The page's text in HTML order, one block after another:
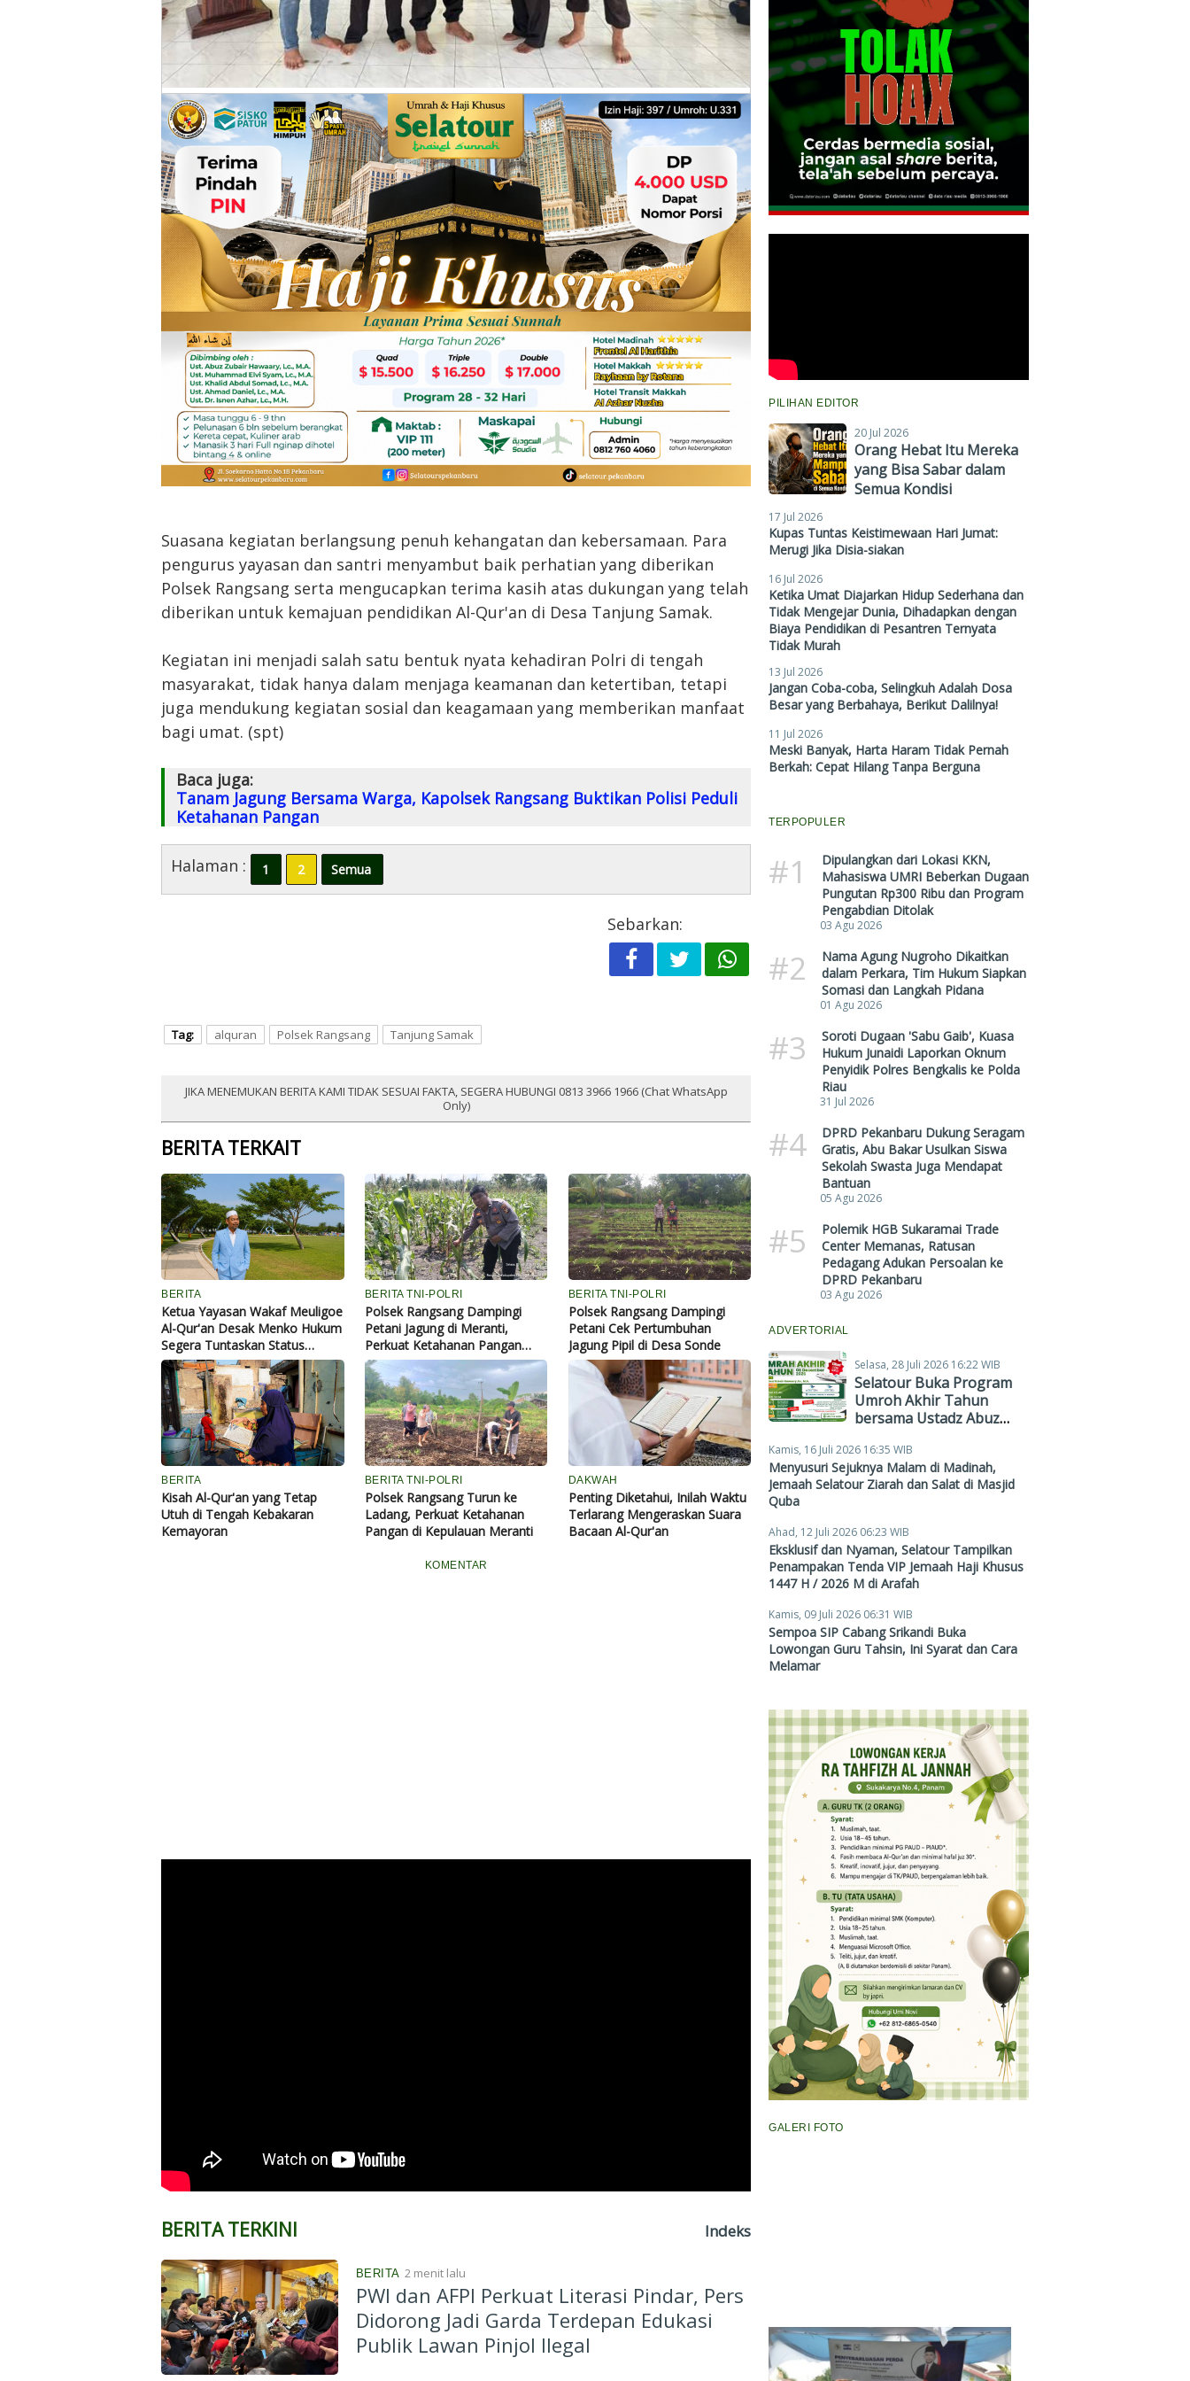
Suasana kegiatan berlangsung penuh kehangatan dan kebersamaan. Para
pengurus yayasan dan santri menyambut baik perhatian yang diberikan
Polsek Rangsang serta mengucapkan terima kasih atas dukungan yang telah
diberikan untuk kemajuan pendidikan Al-Qur'an di Desa Tanjung Samak.
Kegiatan ini menjadi salah satu bentuk nyata kehadiran Polri di tengah
masyarakat, tidak hanya dalam menjaga keamanan dan ketertiban, tetapi
juga mendukung kegiatan sosial dan keagamaan yang memberikan manfaat
bagi umat. (spt)
Baca juga:
Tanam Jagung Bersama Warga, Kapolsek Rangsang Buktikan Polisi Peduli
Ketahanan Pangan
Halaman : 1 2 Semua
Sebarkan:
Tag: alquran Polsek Rangsang Tanjung Samak
JIKA MENEMUKAN BERITA KAMI TIDAK SESUAI FAKTA, SEGERA HUBUNGI 0813 3966 1966 (Chat WhatsApp
Only)
BERITA TERKAIT
BERITA
Ketua Yayasan Wakaf Meuligoe
Al-Qur'an Desak Menko Hukum
Segera Tuntaskan Status
Tanah Wakaf Blang Padang
BERITA TNI-POLRI
Polsek Rangsang Dampingi
Petani Jagung di Meranti,
Perkuat Ketahanan Pangan
hingga Tingkat Desa
BERITA TNI-POLRI
Polsek Rangsang Dampingi
Petani Cek Pertumbuhan
Jagung Pipil di Desa Sonde
BERITA
Kisah Al-Qur'an yang Tetap
Utuh di Tengah Kebakaran
Kemayoran
BERITA TNI-POLRI
Polsek Rangsang Turun ke
Ladang, Perkuat Ketahanan
Pangan di Kepulauan Meranti
DAKWAH
Penting Diketahui, Inilah Waktu
Terlarang Mengeraskan Suara
Bacaan Al-Qur'an
KOMENTAR
BERITA TERKINI Indeks
BERITA 2 menit lalu
PWI dan AFPI Perkuat Literasi Pindar, Pers
Didorong Jadi Garda Terdepan Edukasi
Publik Lawan Pinjol Ilegal
PILIHAN EDITOR
20 Jul 2026
Orang Hebat Itu Mereka
yang Bisa Sabar dalam
Semua Kondisi
17 Jul 2026
Kupas Tuntas Keistimewaan Hari Jumat:
Merugi Jika Disia-siakan
16 Jul 2026
Ketika Umat Diajarkan Hidup Sederhana dan
Tidak Mengejar Dunia, Dihadapkan dengan
Biaya Pendidikan di Pesantren Ternyata
Tidak Murah
13 Jul 2026
Jangan Coba-coba, Selingkuh Adalah Dosa
Besar yang Berbahaya, Berikut Dalilnya!
11 Jul 2026
Meski Banyak, Harta Haram Tidak Pernah
Berkah: Cepat Hilang Tanpa Berguna
TERPOPULER
#1
Dipulangkan dari Lokasi KKN,
Mahasiswa UMRI Beberkan Dugaan
Pungutan Rp300 Ribu dan Program
Pengabdian Ditolak
03 Agu 2026
#2
Nama Agung Nugroho Dikaitkan
dalam Perkara, Tim Hukum Siapkan
Somasi dan Langkah Pidana
01 Agu 2026
#3
Soroti Dugaan 'Sabu Gaib', Kuasa
Hukum Junaidi Laporkan Oknum
Penyidik Polres Bengkalis ke Polda
Riau
31 Jul 2026
#4
DPRD Pekanbaru Dukung Seragam
Gratis, Abu Bakar Usulkan Siswa
Sekolah Swasta Juga Mendapat
Bantuan
05 Agu 2026
#5
Polemik HGB Sukaramai Trade
Center Memanas, Ratusan
Pedagang Adukan Persoalan ke
DPRD Pekanbaru
03 Agu 2026
ADVERTORIAL
Selasa, 28 Juli 2026 16:22 WIB
Selatour Buka Program
Umroh Akhir Tahun
bersama Ustadz Abuz
Mulai Rp38,4 Juta
Kamis, 16 Juli 2026 16:35 WIB
Menyusuri Sejuknya Malam di Madinah,
Jemaah Selatour Ziarah dan Salat di Masjid
Quba
Ahad, 12 Juli 2026 06:23 WIB
Eksklusif dan Nyaman, Selatour Tampilkan
Penampakan Tenda VIP Jemaah Haji Khusus
1447 H / 2026 M di Arafah
Kamis, 09 Juli 2026 06:31 WIB
Sempoa SIP Cabang Srikandi Buka
Lowongan Guru Tahsin, Ini Syarat dan Cara
Melamar
GALERI FOTO